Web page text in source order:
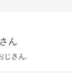
ん
さん.